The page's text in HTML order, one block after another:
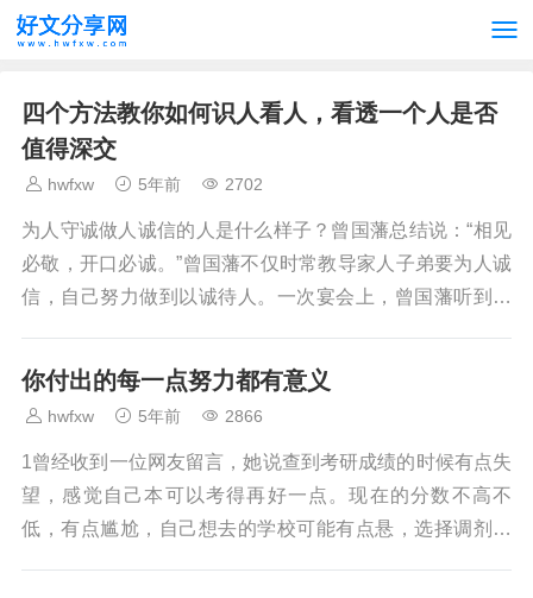
四个方法教你如何识人看人，看透一个人是否
值得深交
hwfxw 5年前 2702
为人守诚做人诚信的人是什么样子？曾国藩总结说：“相见
必敬，开口必诚。”曾国藩不仅时常教导家人子弟要为人诚
信，自己努力做到以诚待人。一次宴会上，曾国藩听到部
你付出的每一点努力都有意义
hwfxw 5年前 2866
1曾经收到一位网友留言，她说查到考研成绩的时候有点失
望，感觉自己本可以考得再好一点。现在的分数不高不
低，有点尴尬，自己想去的学校可能有点悬，选择调剂的